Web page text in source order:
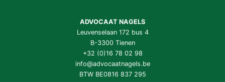
ADVOCAAT NAGELS
Leuvenselaan 172 bus 4
B-3300 Tienen
+32 (0)16 78 02 98
info@advocaatnagels.be
BTW BE0816 837 295